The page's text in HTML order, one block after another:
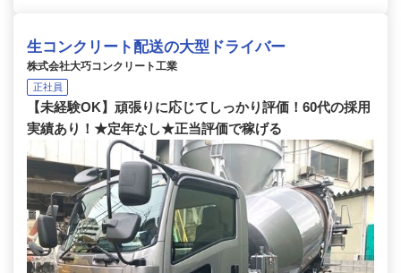
生コンクリート配送の大型ドライバー
株式会社大巧コンクリート工業
正社員
【未経験OK】頑張りに応じてしっかり評価！60代の採用
実績あり！★定年なし★正当評価で稼げる